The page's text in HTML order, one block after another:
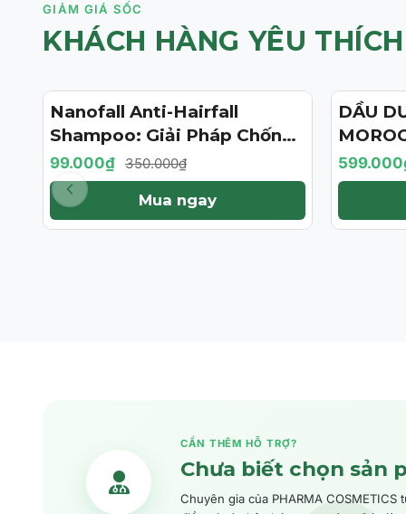
GIẢM GIÁ SỐC
KHÁCH HÀNG YÊU THÍCH
- 72%
Nanofall Anti-Hairfall
Shampoo: Giải Pháp Chống
Rụng & Kích Thích Mọc Tóc
Chuẩn Y Khoa
99.000₫ 350.000₫
Mua ngay
- 57%
DẦU
BẢN
CẦN THÊM HỖ TRỢ?
Chưa biết chọn sản
Chuyên gia của PHARMA